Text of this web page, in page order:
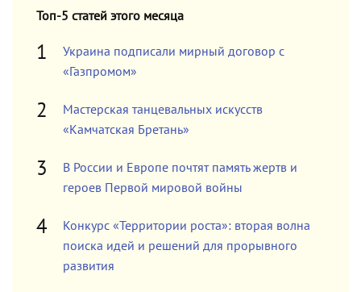
Топ-5 статей этого месяца
Украина подписали мирный договор с
«Газпромом»
Мастерская танцевальных искусств
«Камчатская Бретань»
В России и Европе почтят память жертв и
героев Первой мировой войны
Конкурс «Территории роста»: вторая волна
поиска идей и решений для прорывного
развития